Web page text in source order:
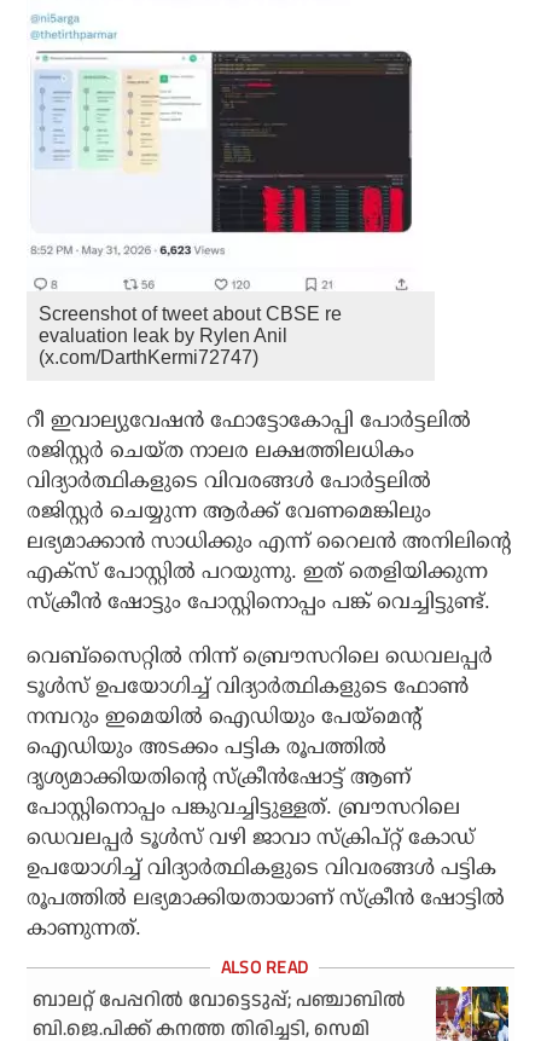
Screenshot of tweet about CBSE re
evaluation leak by Rylen Anil
(x.com/DarthKermi72747)
റീ ഇവാല്യുവേഷന്‍ ഫോട്ടോകോപ്പി പോര്‍ട്ടലില്‍
രജിസ്റ്റര്‍ ചെയ്ത നാലര ലക്ഷത്തിലധികം
വിദ്യാര്‍ത്ഥികളുടെ വിവരങ്ങള്‍ പോര്‍ട്ടലില്‍
രജിസ്റ്റര്‍ ചെയ്യുന്ന ആര്‍ക്ക് വേണമെങ്കിലും
ലഭ്യമാക്കാന്‍ സാധിക്കും എന്ന് റൈലന്‍ അനിലിന്റെ
എക്‌സ് പോസ്റ്റില്‍ പറയുന്നു. ഇത് തെളിയിക്കുന്ന
സ്‌ക്രീന്‍ ഷോട്ടും പോസ്റ്റിനൊപ്പം പങ്ക് വെച്ചിട്ടുണ്ട്.
വെബ്‌സൈറ്റില്‍ നിന്ന് ബ്രൌസറിലെ ഡെവലപ്പര്‍
ടൂള്‍സ് ഉപയോഗിച്ച് വിദ്യാര്‍ത്ഥികളുടെ ഫോണ്‍
നമ്പറും ഇമെയില്‍ ഐഡിയും പേയ്‌മെന്റ്
ഐഡിയും അടക്കം പട്ടിക രൂപത്തില്‍
ദൃശ്യമാക്കിയതിന്റെ സ്‌ക്രീന്‍ഷോട്ട് ആണ്
പോസ്റ്റിനൊപ്പം പങ്കുവച്ചിട്ടുള്ളത്. ബ്രൗസറിലെ
ഡെവലപ്പര്‍ ടൂള്‍സ് വഴി ജാവാ സ്‌ക്രിപ്റ്റ് കോഡ്
ഉപയോഗിച്ച് വിദ്യാര്‍ത്ഥികളുടെ വിവരങ്ങള്‍ പട്ടിക
രൂപത്തില്‍ ലഭ്യമാക്കിയതായാണ് സ്‌ക്രീന്‍ ഷോട്ടില്‍
കാണുന്നത്.
ബാലറ്റ് പേപ്പറില്‍ വോട്ടെടുപ്പ്; പഞ്ചാബില്‍
ബി.ജെ.പിക്ക് കനത്ത തിരിച്ചടി, സെമി